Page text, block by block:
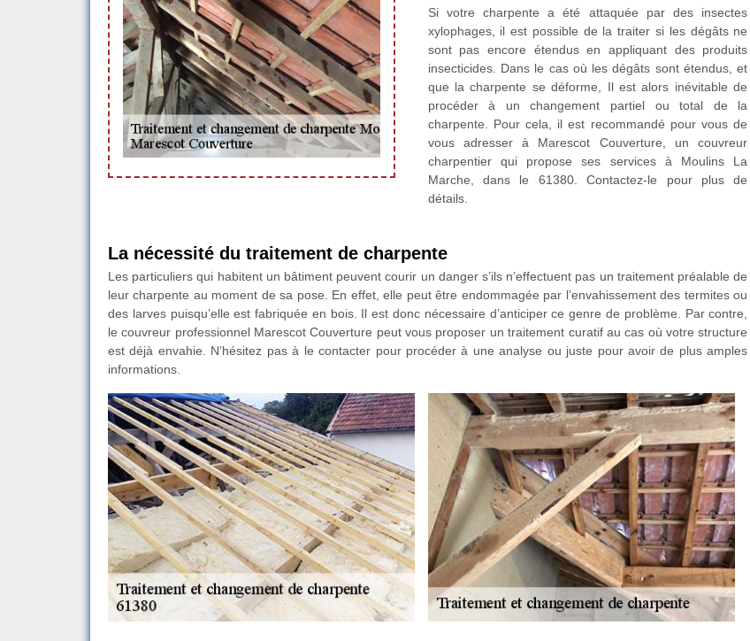
Si votre charpente a été attaquée par des insectes
xylophages, il est possible de la traiter si les dégâts ne
sont pas encore étendus en appliquant des produits
insecticides. Dans le cas où les dégâts sont étendus, et
que la charpente se déforme, Il est alors inévitable de
procéder à un changement partiel ou total de la
charpente. Pour cela, il est recommandé pour vous de
vous adresser à Marescot Couverture, un couvreur
charpentier qui propose ses services à Moulins La
Marche, dans le 61380. Contactez-le pour plus de
détails.
La nécessité du traitement de charpente
Les particuliers qui habitent un bâtiment peuvent courir un danger s’ils n’effectuent pas un traitement préalable de
leur charpente au moment de sa pose. En effet, elle peut être endommagée par l’envahissement des termites ou
des larves puisqu’elle est fabriquée en bois. Il est donc nécessaire d’anticiper ce genre de problème. Par contre,
le couvreur professionnel Marescot Couverture peut vous proposer un traitement curatif au cas où votre structure
est déjà envahie. N’hésitez pas à le contacter pour procéder à une analyse ou juste pour avoir de plus amples
informations.